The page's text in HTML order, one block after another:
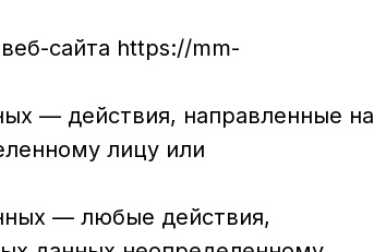
сайта https://mm-
— действия, направленные на
лицу или
— любые действия,